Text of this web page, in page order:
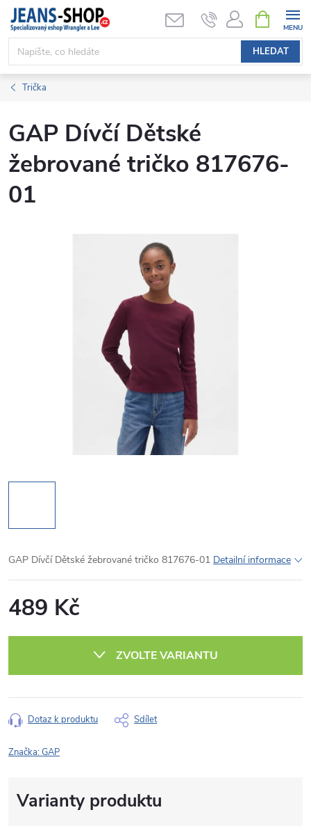
Přejít
obsah
HLEDAT
NÁKUPNÍ
KOŠÍK
Trička
GAP Dívčí Dětské
žebrované tričko 817676-
01
GAP Dívčí Dětské žebrované tričko 817676-01 Detailní informace
489 Kč
ZVOLTE VARIANTU
Dotaz k produktu Sdílet
Značka:GAP